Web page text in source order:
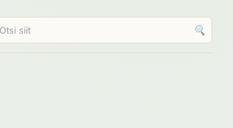
🔍